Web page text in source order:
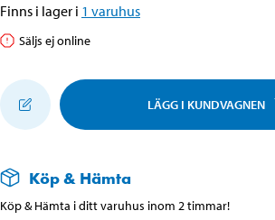
Finns i lager i 1 varuhus
Säljs ej online
LÄGG I KUNDVAGNEN
Köp & Hämta
Köp & Hämta i ditt varuhus inom 2 timmar!